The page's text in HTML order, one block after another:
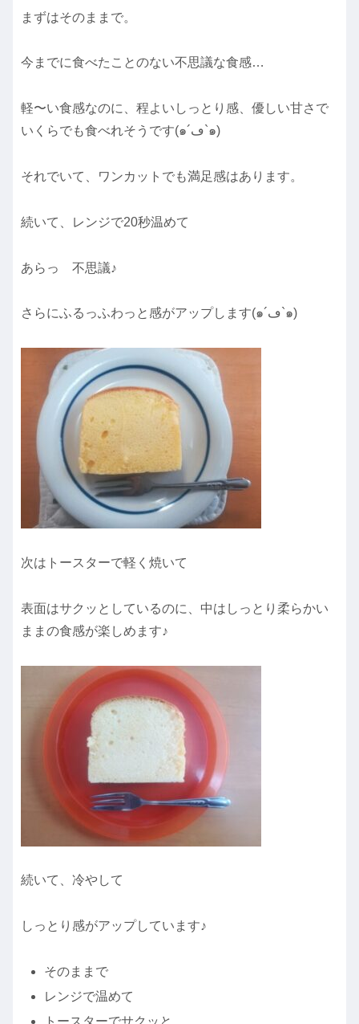
まずはそのままで。
今までに食べたことのない不思議な食感…
軽〜い食感なのに、程よいしっとり感、優しい甘さで
いくらでも食べれそうです(๑´ڡ`๑)
それでいて、ワンカットでも満足感はあります。
続いて、レンジで20秒温めて
あらっ 不思議♪
さらにふるっふわっと感がアップします(๑´ڡ`๑)
次はトースターで軽く焼いて
表面はサクッとしているのに、中はしっとり柔らかい
ままの食感が楽しめます♪
続いて、冷やして
しっとり感がアップしています♪
そのままで
レンジで温めて